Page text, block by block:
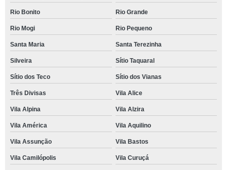
Rio Bonito Rio Grande
Rio Mogi Rio Pequeno
Santa Maria Santa Terezinha
Silveira Sítio Taquaral
Sítio dos Teco Sítio dos Vianas
Três Divisas Vila Alice
Vila Alpina Vila Alzira
Vila América Vila Aquilino
Vila Assunção Vila Bastos
Vila Camilópolis Vila Curuçá